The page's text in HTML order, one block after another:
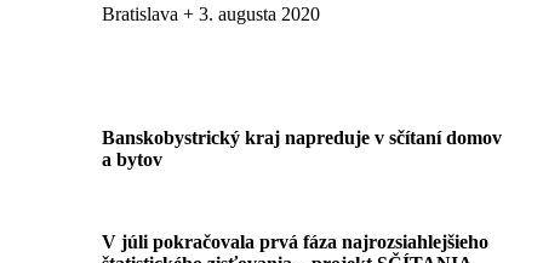
Bratislava + 3. augusta 2020
Banskobystrický kraj napreduje v sčítaní domov
a bytov
V júli pokračovala prvá fáza najrozsiahlejšieho